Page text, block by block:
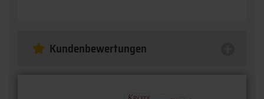
Kundenbewertungen